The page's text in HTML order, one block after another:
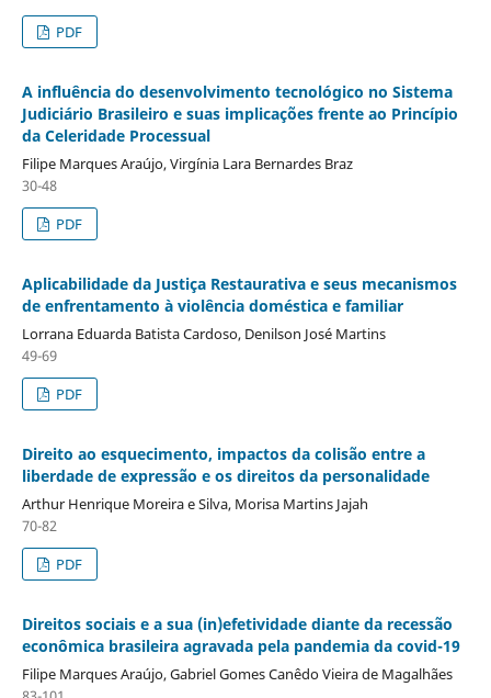
PDF
A influência do desenvolvimento tecnológico no Sistema
Judiciário Brasileiro e suas implicações frente ao Princípio
da Celeridade Processual
Filipe Marques Araújo, Virgínia Lara Bernardes Braz
30-48
PDF
Aplicabilidade da Justiça Restaurativa e seus mecanismos
de enfrentamento à violência doméstica e familiar
Lorrana Eduarda Batista Cardoso, Denilson José Martins
49-69
PDF
Direito ao esquecimento, impactos da colisão entre a
liberdade de expressão e os direitos da personalidade
Arthur Henrique Moreira e Silva, Morisa Martins Jajah
70-82
PDF
Direitos sociais e a sua (in)efetividade diante da recessão
econômica brasileira agravada pela pandemia da covid-19
Filipe Marques Araújo, Gabriel Gomes Canêdo Vieira de Magalhães